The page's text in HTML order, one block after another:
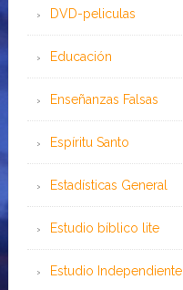
DVD-peliculas
Educación
Enseñanzas Falsas
Espíritu Santo
Estadísticas General
Estudio bíblico lite
Estudio Independiente